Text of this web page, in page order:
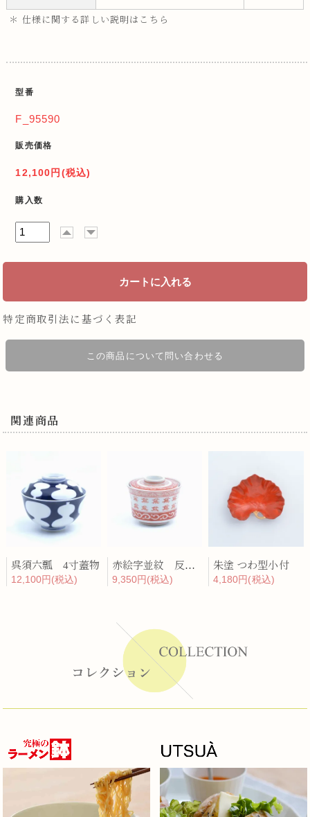
＊ 仕様に関する詳しい説明はこちら
型番
F_95590
販売価格
12,100円(税込)
購入数
特定商取引法に基づく表記
この商品について問い合わせる
関連商品
呉須六瓢 4寸蓋物
12,100円(税込)
赤絵字並紋 反蓋物
9,350円(税込)
朱塗 つわ型小付
4,180円(税込)